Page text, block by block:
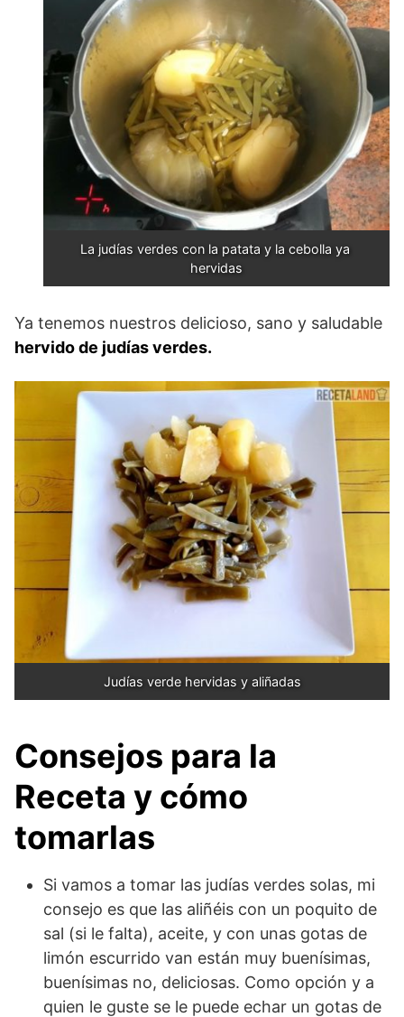
La judías verdes con la patata y la cebolla ya
hervidas
Ya tenemos nuestros delicioso, sano y saludable
hervido de judías verdes.
Judías verde hervidas y aliñadas
Consejos para la
Receta y cómo
tomarlas
Si vamos a tomar las judías verdes solas, mi
consejo es que las aliñéis con un poquito de
sal (si le falta), aceite, y con unas gotas de
limón escurrido van están muy buenísimas,
buenísimas no, deliciosas. Como opción y a
quien le guste se le puede echar un gotas de